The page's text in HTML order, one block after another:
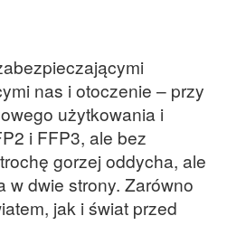
nas i otoczenie – przy
użytkowania i
i FFP3, ale bez
gorzej oddycha, ale
w dwie strony. Zarówno
jak i świat przed